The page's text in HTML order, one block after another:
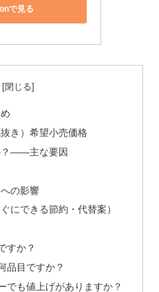
で見る
き）希望小売価格
？――主な要因
の影響
にできる節約・代替案）
すか？
品目ですか？
でも値上げがありますか？